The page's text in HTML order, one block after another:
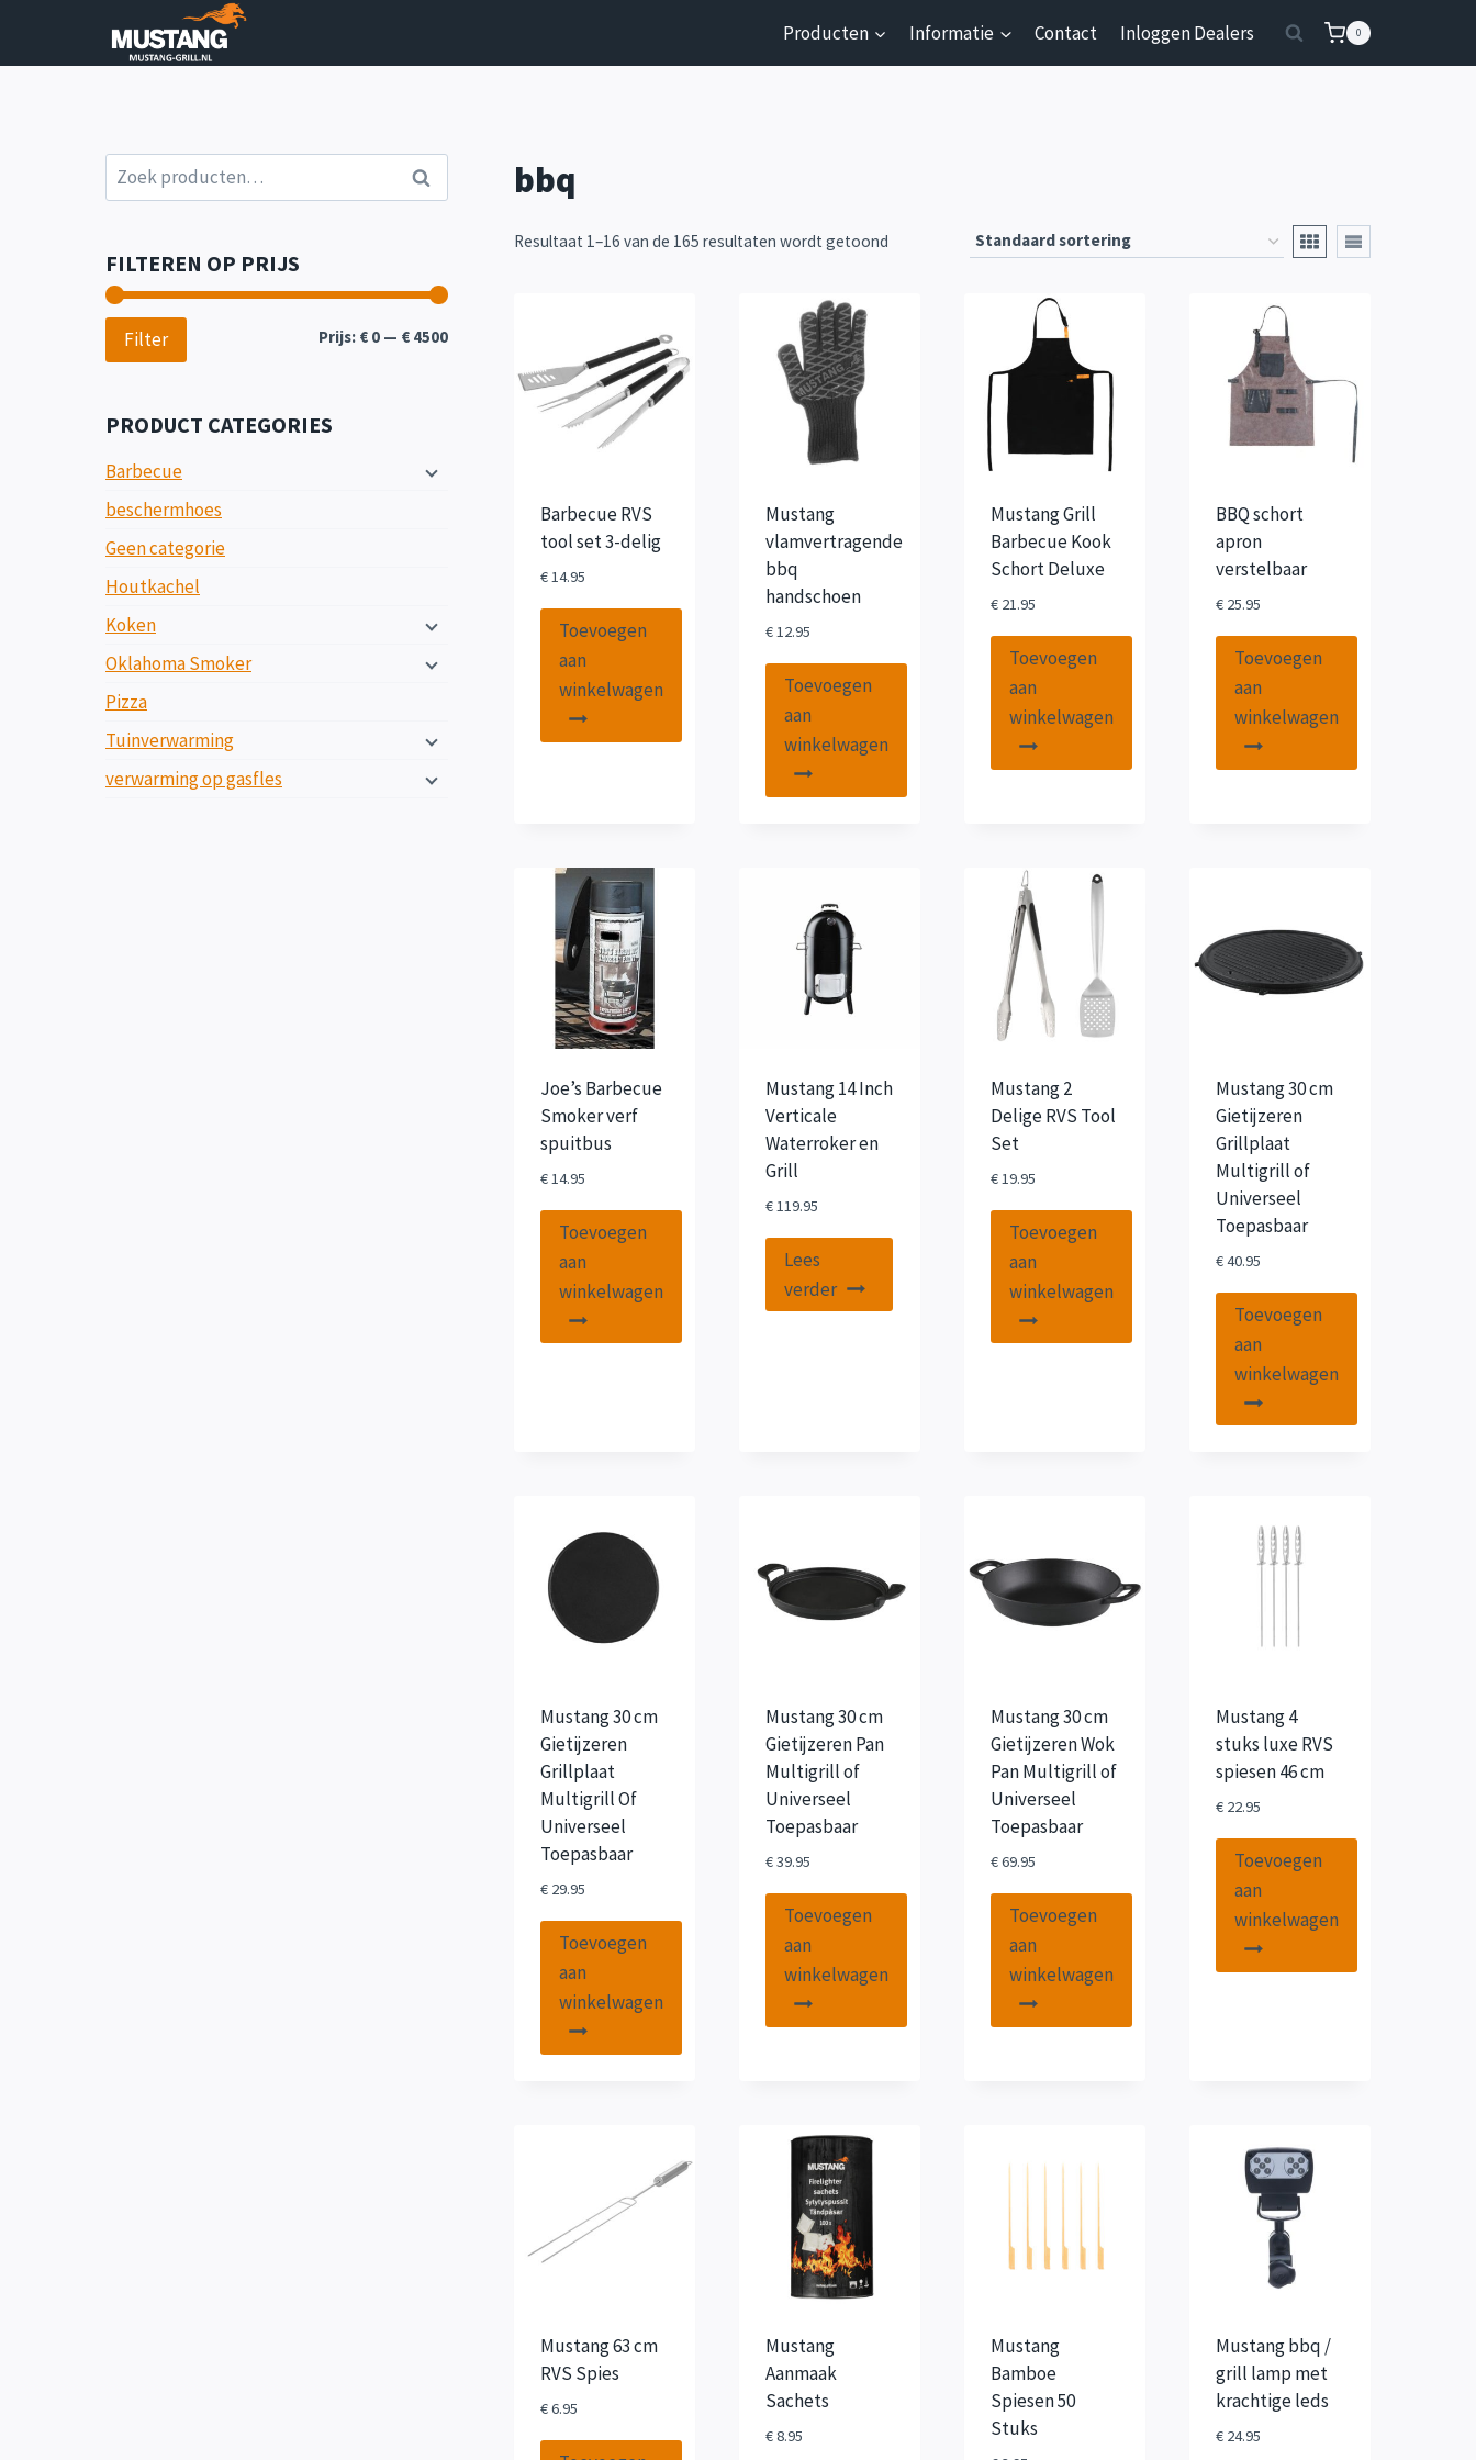
inhoud
Producten Informatie Contact Inloggen Dealers 0
bbq
Resultaat 1–16 van de 165 resultaten wordt getoond
Barbecue RVS
tool set 3-delig
€14.95
Toevoegen
aan
winkelwagen
Mustang
vlamvertragende
bbq
handschoen
€12.95
Toevoegen
aan
winkelwagen
Mustang Grill
Barbecue Kook
Schort Deluxe
€ 21.95
Toevoegen
aan
winkelwagen
BBQ schort
apron
verstelbaar
€ 25.95
Toevoegen
aan
winkelwagen
Joe’s Barbecue
Smoker verf
spuitbus
€14.95
Toevoegen
aan
winkelwagen
Mustang 14 Inch
Verticale
Waterroker en
Grill
€119.95
Lees
verder
Mustang 2
Delige RVS Tool
Set
€19.95
Toevoegen
aan
winkelwagen
Mustang 30 cm
Gietijzeren
Grillplaat
Multigrill of
Universeel
Toepasbaar
€40.95
Toevoegen
aan
winkelwagen
Mustang 30 cm
Gietijzeren
Grillplaat
Multigrill Of
Universeel
Toepasbaar
€ 29.95
Toevoegen
aan
winkelwagen
Mustang 30 cm
Gietijzeren Pan
Multigrill of
Universeel
Toepasbaar
€39.95
Toevoegen
aan
winkelwagen
Mustang 30 cm
Gietijzeren Wok
Pan Multigrill of
Universeel
Toepasbaar
€69.95
Toevoegen
aan
winkelwagen
Mustang 4
stuks luxe RVS
spiesen 46 cm
€ 22.95
Toevoegen
aan
winkelwagen
Mustang 63 cm
RVS Spies
€6.95
Mustang
Aanmaak
Sachets
€8.95
Mustang
Bamboe
Spiesen 50
Stuks
Mustang bbq /
grill lamp met
krachtige leds
€ 24.95
Zoeken
naar:
Zoeken
FILTEREN OP PRIJS
Min.
Max.
Filter Prijs: € 0 — € 4500
PRODUCT CATEGORIES
Barbecue
beschermhoes
Geen categorie
Houtkachel
Koken
Oklahoma Smoker
Pizza
Tuinverwarming
verwarming op gasfles